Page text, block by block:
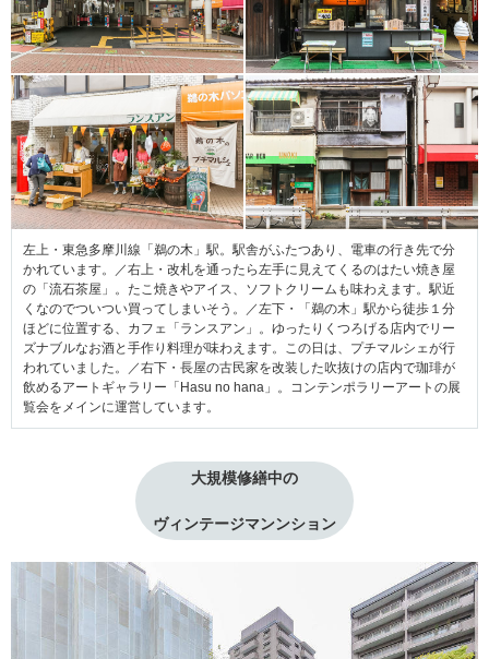
左上・東急多摩川線「鵜の木」駅。駅舎がふたつあり、電車の行き先で分
かれています。／右上・改札を通ったら左手に見えてくるのはたい焼き屋
の「流石茶屋」。たこ焼きやアイス、ソフトクリームも味わえます。駅近
くなのでついつい買ってしまいそう。／左下・「鵜の木」駅から徒歩１分
ほどに位置する、カフェ「ランスアン」。ゆったりくつろげる店内でリー
ズナブルなお酒と手作り料理が味わえます。この日は、プチマルシェが行
われていました。／右下・長屋の古民家を改装した吹抜けの店内で珈琲が
飲めるアートギャラリー「Hasu no hana」。コンテンポラリーアートの展
覧会をメインに運営しています。
大規模修繕中の
ヴィンテージマンンション